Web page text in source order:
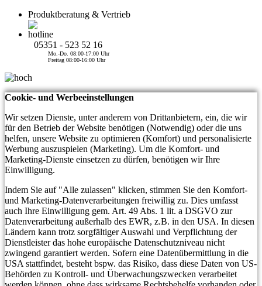
Produktberatung & Vertrieb
05351 - 523 52 16
Mo.-Do. 08:00-17:00 Uhr
Freitag 08:00-16:00 Uhr
Cookie- und Werbeeinstellungen
Wir setzen Dienste, unter anderem von Drittanbietern, ein, die wir
für den Betrieb der Website benötigen (Notwendig) oder die uns
helfen, unsere Website zu optimieren (Komfort) und personalisierte
Werbung auszuspielen (Marketing). Um die Komfort- und
Marketing-Dienste einsetzen zu dürfen, benötigen wir Ihre
Einwilligung.
Indem Sie auf "Alle zulassen" klicken, stimmen Sie den Komfort-
und Marketing-Datenverarbeitungen freiwillig zu. Dies umfasst
auch Ihre Einwilligung gem. Art. 49 Abs. 1 lit. a DSGVO zur
Datenverarbeitung außerhalb des EWR, z.B. in den USA. In diesen
Ländern kann trotz sorgfältiger Auswahl und Verpflichtung der
Dienstleister das hohe europäische Datenschutzniveau nicht
zwingend garantiert werden. Sofern eine Datenübermittlung in die
USA stattfindet, besteht bspw. das Risiko, dass diese Daten von US-
Behörden zu Kontroll- und Überwachungszwecken verarbeitet